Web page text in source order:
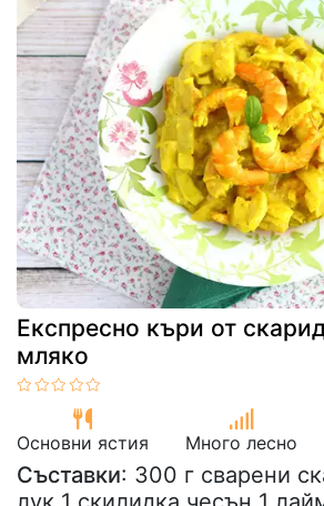
Експресно къри от
мляко
Основни ястия Много лесно
Съставки: 300 г сварени